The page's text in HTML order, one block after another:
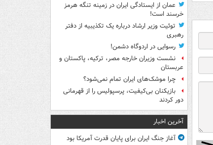
عمان از ایستادگی ایران در زمینه تنگه هرمز
خرسند است!
توئیت وزیر ارشاد درباره یک تکذیبیه از دفتر
رهبری
رسوایی در اردوگاه دشمن!
نشست وزیران خارجه مصر، ترکیه، پاکستان و
عربستان
چرا موشک‌های ایران تمام نمی‌شود؟
بازیکنان بی‌کیفیت، پرسپولیس را از قهرمانی
دور کردند
آخرین اخبار
آغاز جنگ ایران برای پایان قدرت آمریکا بود